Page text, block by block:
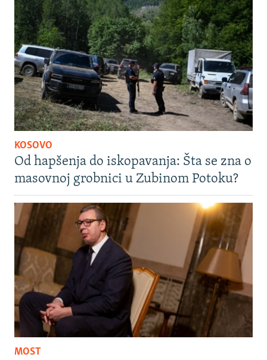
KOSOVO
Od hapšenja do iskopavanja: Šta se zna o
masovnoj grobnici u Zubinom Potoku?
MOST